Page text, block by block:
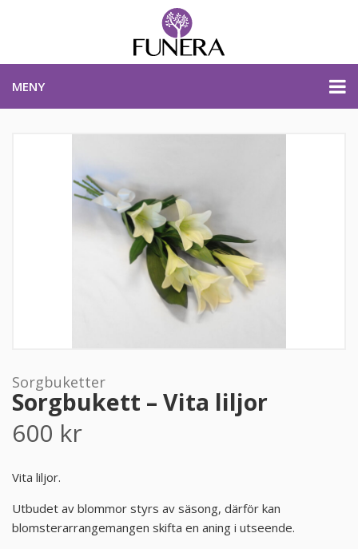
MENY
PLANERA BEGRAVNING
KONTAKTA OSS
PRODUKTER & PRISER
OM BEGRAVNINGAR
JURIDIK
GÄST
Sorgbuketter
Sorgbukett – Vita liljor
600 kr
Vita liljor.
Utbudet av blommor styrs av säsong, därför kan
blomsterarrangemangen skifta en aning i utseende.